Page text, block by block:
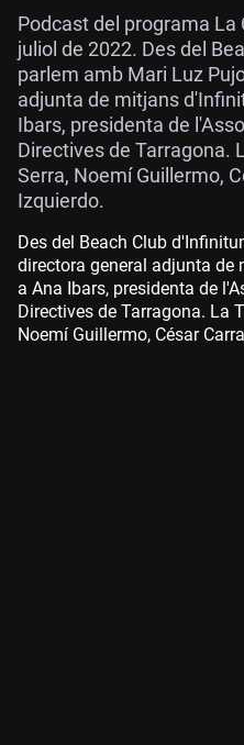
Podcast del programa
juliol de 2022. Des del
parlem amb Mari Luz
adjunta de mitjans
Ibars, presidenta de
Directives de Tarragona.
Serra, Noemí Guillermo,
Izquierdo.
Des del Beach Club
directora general adjunta
a Ana Ibars, presidenta de
Directives de Tarragona. La
Noemí Guillermo, César